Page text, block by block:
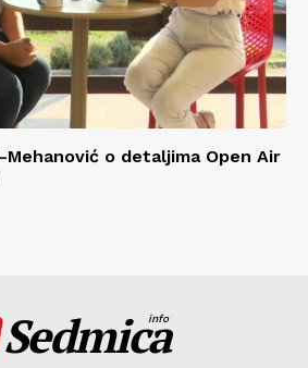
o detaljima Open Air
Sedmica
info